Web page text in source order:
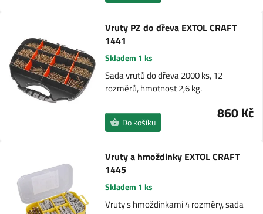
Vruty PZ do dřeva EXTOL CRAFT
1441
Skladem 1 ks
Sada vrutů do dřeva 2000 ks, 12
rozměrů, hmotnost 2,6 kg.
860 Kč
Do košíku
Vruty a hmoždinky EXTOL CRAFT
1445
Skladem 1 ks
Vruty s hmoždinkami 4 rozměry, sada